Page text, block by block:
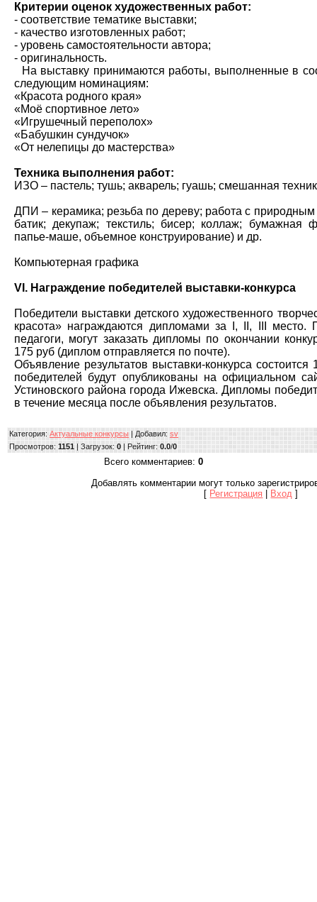
Критерии оценок художественных работ:
- соответствие тематике выставки;
- качество изготовленных работ;
- уровень самостоятельности автора;
- оригинальность.
На выставку принимаются работы, выполненные в
следующим номинациям:
«Красота родного края»
«Моё спортивное лето»
«Игрушечный переполох»
«Бабушкин сундучок»
«От нелепицы до мастерства»
Техника выполнения работ:
ИЗО – пастель; тушь; акварель; гуашь; смешанная
ДПИ – керамика; резьба по дереву; работа с
батик; декупаж; текстиль; бисер; коллаж; бумажная
папье-маше, объемное конструирование) и др.
Компьютерная графика
VI. Награждение победителей выставки-конкурса
Победители выставки детского художественного
красота» награждаются дипломами за I, II, III место.
педагоги, могут заказать дипломы по окончании
175 руб (диплом отправляется по почте).
Объявление результатов выставки-конкурса
победителей будут опубликованы на
Устиновского района города Ижевска. Дипломы
в течение месяца после объявления результатов.
Категория: Актуальные конкурсы Добавил: sv
Просмотров: 1151 Загрузок: 0 Рейтинг: 0.0/0
Всего комментариев: 0
Добавлять комментарии могут только
[ Регистрация Вход ]